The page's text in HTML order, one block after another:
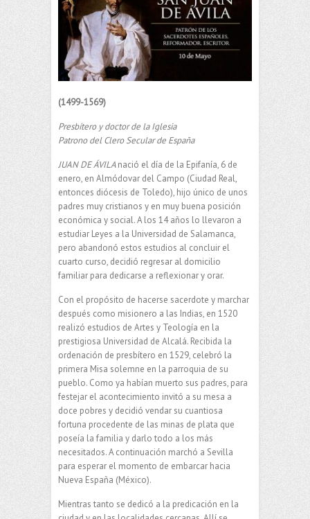
(1499-1569)
Presbítero y doctor de la Iglesia
Patrono del Clero Secular de España
JUAN DE ÁVILAnació el día de la Epifanía, 6 de
enero, en Almódovar del Campo (Ciudad Real,
entonces diócesis de Toledo), hijo único de unos
padres muy cristianos y en muy buena posición
económica y social. A los 14 años lo llevaron a
estudiar Leyes a la Universidad de Salamanca,
pero abandonó estos estudios al concluir el
cuarto curso, decidió regresar al domicilio
familiar para dedicarse a reflexionar y orar.
Con el propósito de hacerse sacerdote y marchar
después como misionero a las Indias, en 1520
realizó estudios de Artes y Teología en la
prestigiosa Universidad de Alcalá. Recibida la
ordenación de presbítero en 1529, celebró la
primera Misa solemne en la parroquia de su
pueblo. Como ya habían muerto sus padres, para
festejar el acontecimiento invitó a su mesa a
doce pobres y decidió vendar su cuantiosa
fortuna procedente de las minas de plata que
poseía la familia y darlo todo a los más
necesitados. A continuación marchó a Sevilla
para esperar el momento de embarcar hacia
Nueva España (México).
Mientras tanto se dedicó a la predicación en la